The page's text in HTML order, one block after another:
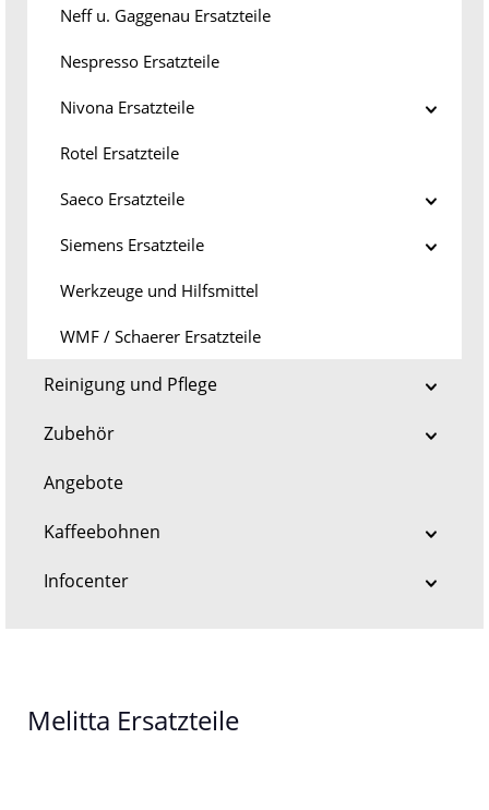
Neff u. Gaggenau Ersatzteile
Nespresso Ersatzteile
Nivona Ersatzteile
Rotel Ersatzteile
Saeco Ersatzteile
Siemens Ersatzteile
Werkzeuge und Hilfsmittel
WMF / Schaerer Ersatzteile
Reinigung und Pflege
Zubehör
Angebote
Kaffeebohnen
Infocenter
Melitta Ersatzteile